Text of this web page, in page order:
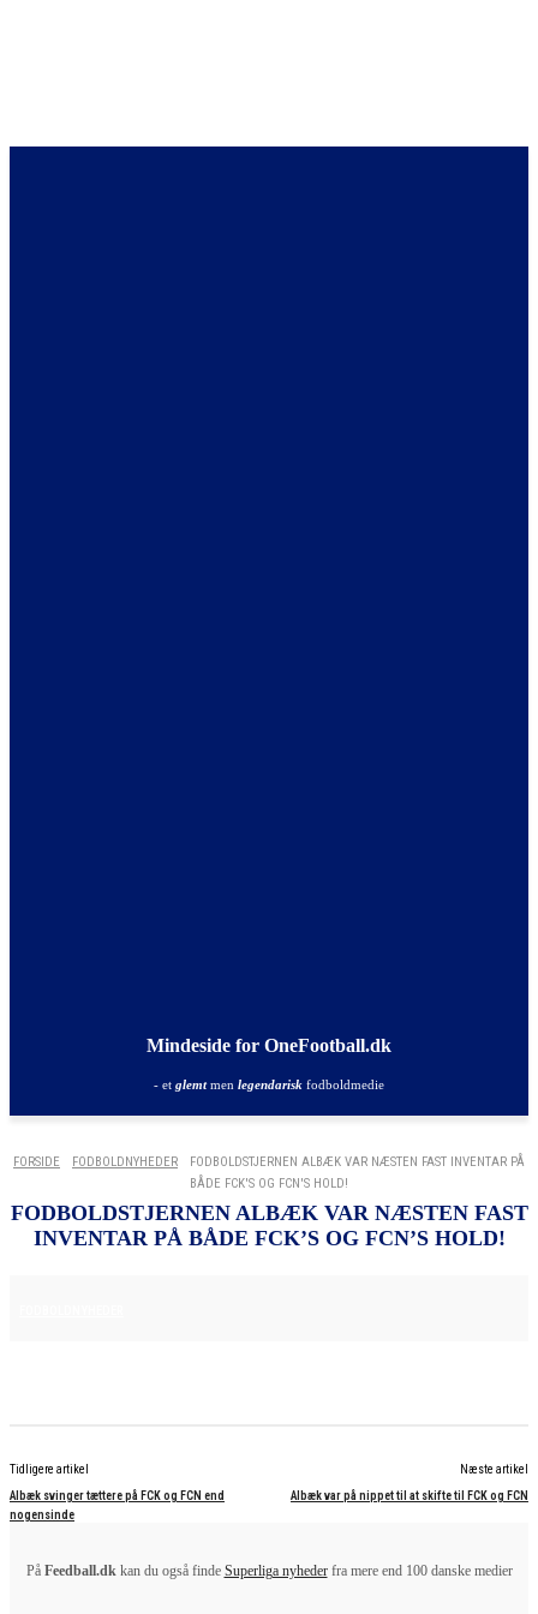
Mindeside for OneFootball.dk
- et glemtmen legendarisk fodboldmedie
FORSIDE FODBOLDNYHEDER
FODBOLDSTJERNEN ALBÆK VAR NÆSTEN FAST INVENTAR PÅ
BÅDE FCK'S OG FCN'S HOLD!
FODBOLDSTJERNEN ALBÆK VAR NÆSTEN FAST
INVENTAR PÅ BÅDE FCK’S OG FCN’S HOLD!
Tidligere artikel
Albæk svinger tættere på FCK og FCN end
nogensinde
Næste artikel
Albæk var på nippet til at skifte til FCK og FCN
På Feedball.dkkan du også finde Superliga nyhederfra mere end 100 danske medier